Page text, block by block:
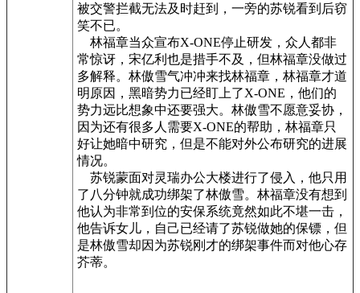
被交警拦截无法及时赶到，一旁的苏锐看到后窃
笑不已。
林福章当众宣布X-ONE停止研发，众人都非
常惊讶，宋亿利也是措手不及，但林福章没做过
多解释。林傲雪气冲冲来找林福章，林福章才道
明原因，黑暗势力已经盯上了X-ONE，他们的
势力远比想象中还要强大。林傲雪不愿意妥协，
因为还有很多人需要X-ONE的帮助，林福章只
好让她暗中研究，但是不能对外公布研究的进展
情况。
苏锐蒙面对灵瑞办公大楼进行了侵入，他只用
了八分钟就成功绑架了林傲雪。林福章没有想到
他认为非常到位的安保系统竟然如此不堪一击，
他告诉女儿，自己已经请了苏锐做她的保镖，但
是林傲雪却因为苏锐刚才的绑架事件而对他心存
芥蒂。